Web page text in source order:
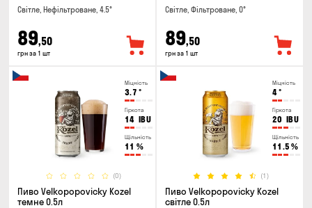
Світле, Нефільтроване, 4.5°
89,50
грн за 1 шт
Світле, Фільтроване, 0°
89,50
грн за 1 шт
Міцність
3.7 °
Гіркота
14 IBU
Щільність
11 %
(0)
Пиво Velkopopovicky Kozel
темне 0.5л
Міцність
4°
Гіркота
20 IBU
Щільність
11.5 %
(1)
Пиво Velkopopovicky Kozel
світле 0.5л